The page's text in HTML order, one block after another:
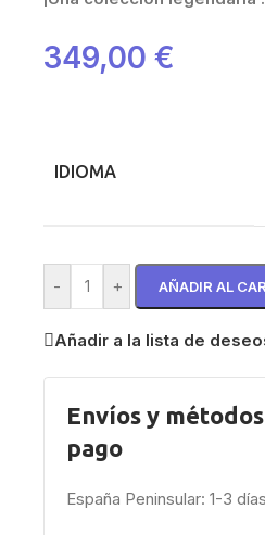
349,00 €
IDIOMA
- + AÑADIR AL
Añadir a la lista de
Envíos y
pago
España Peninsular: 1-3 días